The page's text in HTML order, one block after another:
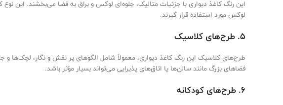
این رنگ کاغذ دیواری با جزئیات متالیک، جلوه‌ای لوکس و براق به فضا می‌بخشند. این
لوکس مورد استفاده قرار گیرند.
۵. طرح‌های کلاسیک
طرح‌های کلاسیک این رنگ کاغذ دیواری، معمولاً شامل الگوهای پر نقش و نگار، لچک‌ها
فضاهای بزرگ مانند سالن‌ها یا اتاق‌های پذیرایی می‌تواند بسیار مؤثر باشد.
۶. طرح‌های کودکانه